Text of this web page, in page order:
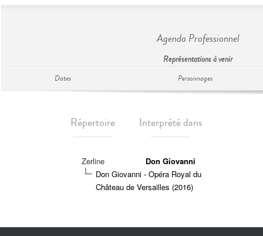
Agenda Professionnel
Représentations à venir
Dates Personnages
Répertoire Interprété dans
Zerline
Don Giovanni
Don Giovanni - Opéra Royal du
Château de Versailles (2016)